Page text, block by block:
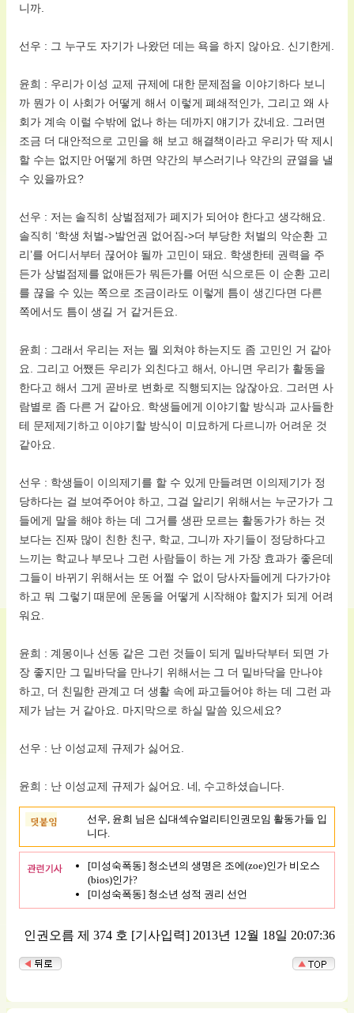
니까.
선우 : 그 누구도 자기가 나왔던 데는 욕을 하지 않아요. 신기한게.
윤희 : 우리가 이성 교제 규제에 대한 문제점을 이야기하다 보니
까 뭔가 이 사회가 어떻게 해서 이렇게 폐쇄적인가, 그리고 왜 사
회가 계속 이럴 수밖에 없나 하는 데까지 얘기가 갔네요. 그러면
조금 더 대안적으로 고민을 해 보고 해결책이라고 우리가 딱 제시
할 수는 없지만 어떻게 하면 약간의 부스러기나 약간의 균열을 낼
수 있을까요?
선우 : 저는 솔직히 상벌점제가 폐지가 되어야 한다고 생각해요.
솔직히 ‘학생 처벌->발언권 없어짐->더 부당한 처벌의 악순환 고
리’를 어디서부터 끊어야 될까 고민이 돼요. 학생한테 권력을 주
든가 상벌점제를 없애든가 뭐든가를 어떤 식으로든 이 순환 고리
를 끊을 수 있는 쪽으로 조금이라도 이렇게 틈이 생긴다면 다른
쪽에서도 틈이 생길 거 같거든요.
윤희 : 그래서 우리는 저는 뭘 외쳐야 하는지도 좀 고민인 거 같아
요. 그리고 어쨌든 우리가 외친다고 해서, 아니면 우리가 활동을
한다고 해서 그게 곧바로 변화로 직행되지는 않잖아요. 그러면 사
람별로 좀 다른 거 같아요. 학생들에게 이야기할 방식과 교사들한
테 문제제기하고 이야기할 방식이 미묘하게 다르니까 어려운 것
같아요.
선우 : 학생들이 이의제기를 할 수 있게 만들려면 이의제기가 정
당하다는 걸 보여주어야 하고, 그걸 알리기 위해서는 누군가가 그
들에게 말을 해야 하는 데 그거를 생판 모르는 활동가가 하는 것
보다는 진짜 많이 친한 친구, 학교, 그니까 자기들이 정당하다고
느끼는 학교나 부모나 그런 사람들이 하는 게 가장 효과가 좋은데
그들이 바뀌기 위해서는 또 어쩔 수 없이 당사자들에게 다가가야
하고 뭐 그렇기 때문에 운동을 어떻게 시작해야 할지가 되게 어려
워요.
윤희 : 계몽이나 선동 같은 그런 것들이 되게 밑바닥부터 되면 가
장 좋지만 그 밑바닥을 만나기 위해서는 그 더 밑바닥을 만나야
하고, 더 친밀한 관계고 더 생활 속에 파고들어야 하는 데 그런 과
제가 남는 거 같아요. 마지막으로 하실 말씀 있으세요?
선우 : 난 이성교제 규제가 싫어요.
윤희 : 난 이성교제 규제가 싫어요. 네, 수고하셨습니다.
선우, 윤희 님은 십대섹슈얼리티인권모임 활동가들 입
니다.
[미성숙폭동] 청소년의 생명은 조에(zoe)인가 비오스
(bios)인가?
[미성숙폭동] 청소년 성적 권리 선언
인권오름 제 374 호 [기사입력] 2013년 12월 18일 20:07:36